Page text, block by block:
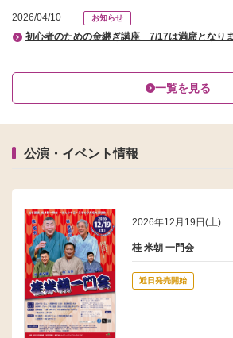
2026/04/10 お知らせ
初心者のための金継ぎ講座 7/17は満席となり
『オンラインチケット』アクセス集中による一
2025/10/26 お知らせ
【チケットご購入の前に】座席選択について
2025/02/25 お知らせ
１階平面図・小ホール図をご活用ください
2024/11/05 お知らせ
加古川市民会館は2024年4月からネーミングラ
一覧を見る
公演・イベント情報
2026年12月19日(土)
桂 米朝 一門会
近日発売開始